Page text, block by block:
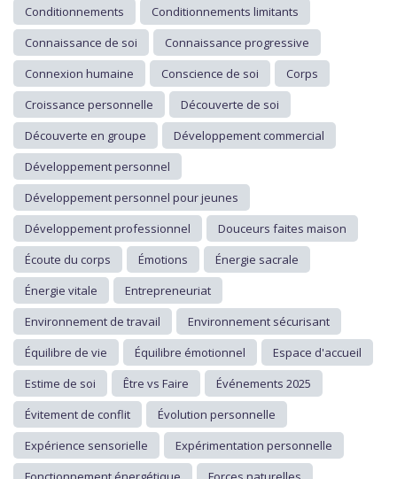
Conditionnements
Conditionnements limitants
Connaissance de soi
Connaissance progressive
Connexion humaine
Conscience de soi
Corps
Croissance personnelle
Découverte de soi
Découverte en groupe
Développement commercial
Développement personnel
Développement personnel pour jeunes
Développement professionnel
Douceurs faites maison
Écoute du corps
Émotions
Énergie sacrale
Énergie vitale
Entrepreneuriat
Environnement de travail
Environnement sécurisant
Équilibre de vie
Équilibre émotionnel
Espace d'accueil
Estime de soi
Être vs Faire
Événements 2025
Évitement de conflit
Évolution personnelle
Expérience sensorielle
Expérimentation personnelle